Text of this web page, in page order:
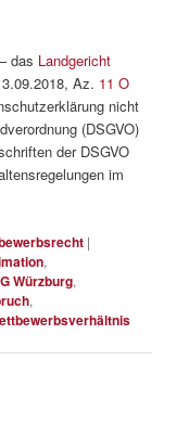
das Landgericht
Az. 11 O
nicht
(DSGVO)
der DSGVO
im
|
,
Würzburg,
,